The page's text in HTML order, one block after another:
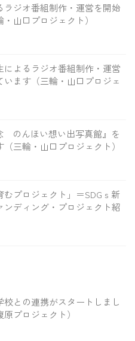
ラジオ番組制作・運営を開始
山口プロジェクト）
によるラジオ番組制作・運営
います（三輪・山口プロジェ
のんほい想い出写真館』を
三輪・山口プロジェクト）
プロジェクト」＝SDGｓ新
ンディング・プロジェクト紹
校との連携がスタートしまし
プロジェクト）